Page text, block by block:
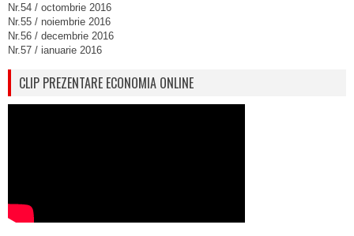
Nr.54 / octombrie 2016
Nr.55 / noiembrie 2016
Nr.56 / decembrie 2016
Nr.57 / ianuarie 2016
CLIP PREZENTARE ECONOMIA ONLINE